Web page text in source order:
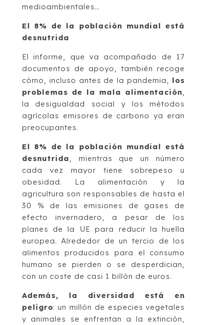
medioambientales…
El 8% de la población mundial está
desnutrida
El informe, que va acompañado de 17
documentos de apoyo, también recoge
cómo, incluso antes de la pandemia, los
problemas de la mala alimentación
la desigualdad social y los métodos
agrícolas emisores de carbono ya eran
preocupantes.
El 8% de la población mundial está
desnutrida , mientras que un número
cada vez mayor tiene sobrepeso u
obesidad. La alimentación y la
agricultura son responsables de hasta el
30 % de las emisiones de gases de
efecto invernadero, a pesar de los
planes de la UE para reducir la huella
europea. Alrededor de un tercio de los
alimentos producidos para el consumo
humano se pierden o se desperdician,
con un coste de casi 1 billón de euros.
Además, la diversidad está en
peligro: un millón de especies vegetales
y animales se enfrentan a la extinción,